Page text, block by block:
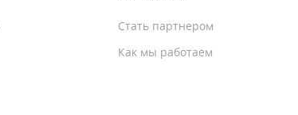
Стать партнером
Как мы работаем